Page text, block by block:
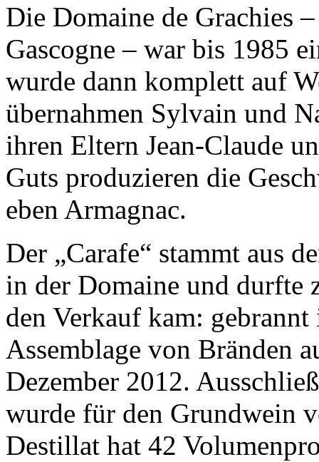
Die Domaine de Grachies
Gascogne – war bis 1985
wurde dann komplett auf
übernahmen Sylvain und
ihren Eltern Jean-Claude
Guts produzieren die
eben Armagnac.
Der „Carafe“ stammt aus
in der Domaine und durfte
den Verkauf kam:
Assemblage von Bränden
Dezember 2012.
wurde für den Grundwein
Destillat hat 42